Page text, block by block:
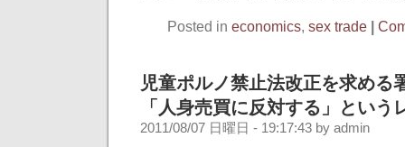
Posted in economics, sex trade |
児童ポルノ禁止法改正を求める
「人身売買に反対する」という
2011/08/07 日曜日 - 19:17:43 by admin